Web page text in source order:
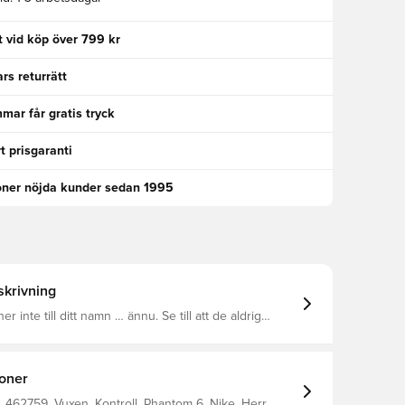
vid köp över 799 kr
returrätt
får gratis tryck
prisgaranti
nöjda kunder sedan 1995
inte till ditt namn … ännu. Se till att de aldrig